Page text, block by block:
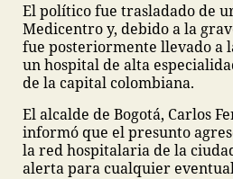
El político fue trasladado de
Medicentro y, debido a la
fue posteriormente llevado a
un hospital de alta
de la capital colombiana.
El alcalde de Bogotá, Carlos
informó que el presunto
la red hospitalaria de la
alerta para cualquier